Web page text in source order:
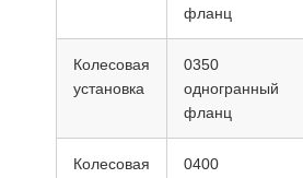
фланц
Колесовая
установка
0350
одногранный
фланц
Колесовая
0400